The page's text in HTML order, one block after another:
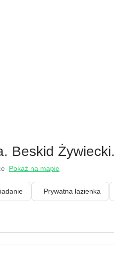
Beskid Żywiecki.
Pokaż na mapie
Prywatna łazienka